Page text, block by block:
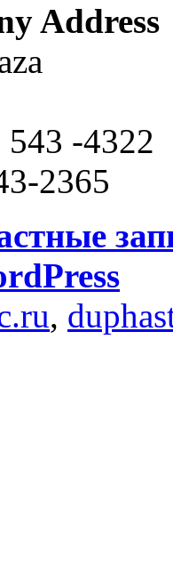
Address
543 -4322
2365
,